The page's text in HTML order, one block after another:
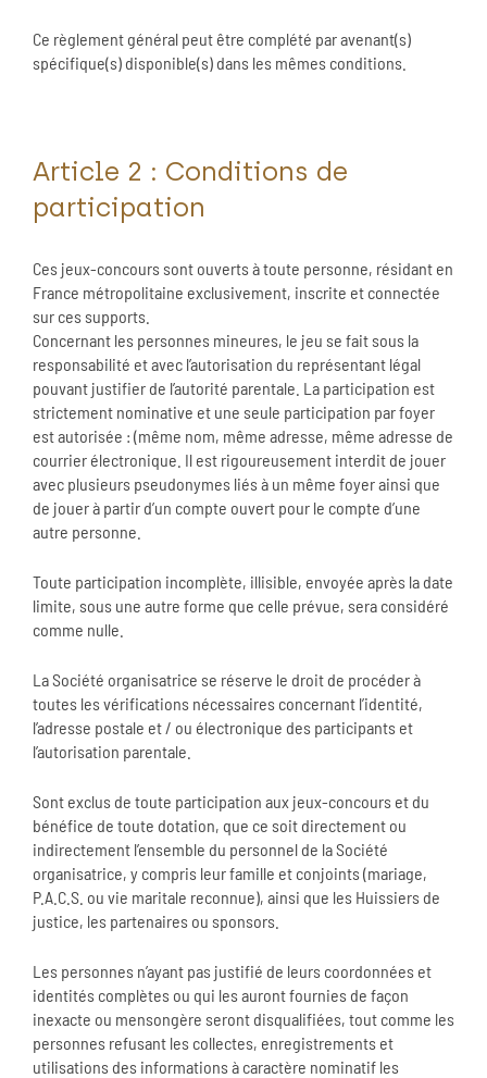
Ce règlement général peut être complété par avenant(s)
spécifique(s) disponible(s) dans les mêmes conditions.
Article 2 : Conditions de
participation
Ces jeux-concours sont ouverts à toute personne, résidant en
France métropolitaine exclusivement, inscrite et connectée
sur ces supports.
Concernant les personnes mineures, le jeu se fait sous la
responsabilité et avec l’autorisation du représentant légal
pouvant justifier de l’autorité parentale. La participation est
strictement nominative et une seule participation par foyer
est autorisée : (même nom, même adresse, même adresse de
courrier électronique. Il est rigoureusement interdit de jouer
avec plusieurs pseudonymes liés à un même foyer ainsi que
de jouer à partir d’un compte ouvert pour le compte d’une
autre personne.
Toute participation incomplète, illisible, envoyée après la date
limite, sous une autre forme que celle prévue, sera considéré
comme nulle.
La Société organisatrice se réserve le droit de procéder à
toutes les vérifications nécessaires concernant l’identité,
l’adresse postale et / ou électronique des participants et
l’autorisation parentale.
Sont exclus de toute participation aux jeux-concours et du
bénéfice de toute dotation, que ce soit directement ou
indirectement l’ensemble du personnel de la Société
organisatrice, y compris leur famille et conjoints (mariage,
P.A.C.S. ou vie maritale reconnue), ainsi que les Huissiers de
justice, les partenaires ou sponsors.
Les personnes n’ayant pas justifié de leurs coordonnées et
identités complètes ou qui les auront fournies de façon
inexacte ou mensongère seront disqualifiées, tout comme les
personnes refusant les collectes, enregistrements et
utilisations des informations à caractère nominatif les